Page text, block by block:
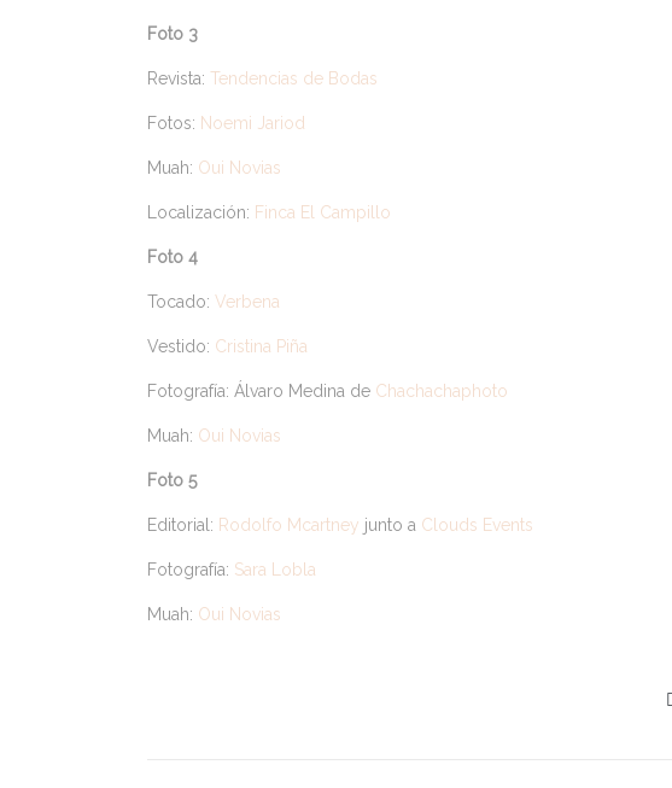
Foto 3
Revista: Tendencias de Bodas
Fotos: Noemi Jariod
Muah: Oui Novias
Localización: Finca El Campillo
Foto 4
Tocado: Verbena
Vestido: Cristina Piña
Fotografía: Álvaro Medina de Chachachaphoto
Muah: Oui Novias
Foto 5
Editorial: Rodolfo Mcartney junto a Clouds Events
Fotografía: Sara Lobla
Muah: Oui Novias